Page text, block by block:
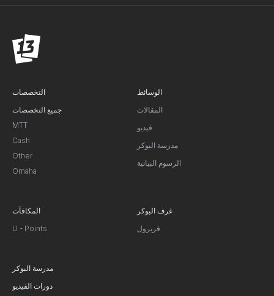
التخصصات
جميع التخصصات
MTT
Cash
Other
Omaha
الوسائط
المقالات
فيديو
مدرسة البوكر
الرسوم البيانية
المكافآت
U - Points
غرف البوكر
فريرول
مدرسة البوكر
دورات الفيديو